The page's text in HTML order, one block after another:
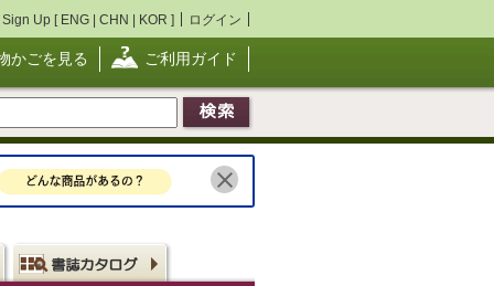
Sign Up [ ENG | CHN | KOR ] ログイン
かごを見る ご利用ガイド